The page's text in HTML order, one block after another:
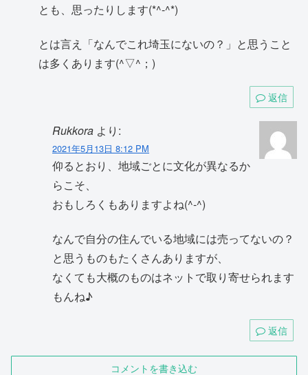
とも、思ったりします(*^-^*)
とは言え「なんでこれ埼玉にないの？」と思うこと
は多くあります(^▽^；)
返信
Rukkora より:
2021年5月13日 8:12 PM
仰るとおり、地域ごとに文化が異なるか
らこそ、
おもしろくもありますよね(^-^)
なんで自分の住んでいる地域には売ってないの？
と思うものもたくさんありますが、
なくても大概のものはネットで取り寄せられます
もんね♪
返信
コメントを書き込む